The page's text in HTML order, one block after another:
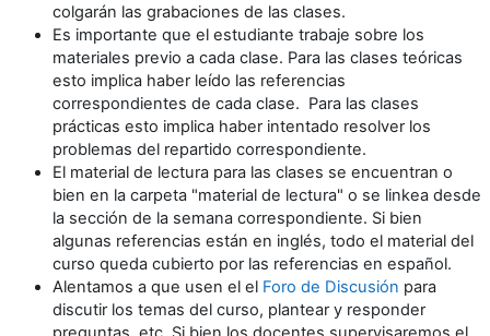
colgarán las grabaciones de las clases.
Es importante que el estudiante trabaje sobre los
materiales previo a cada clase. Para las clases teóricas
esto implica haber leído las referencias
correspondientes de cada clase. Para las clases
prácticas esto implica haber intentado resolver los
problemas del repartido correspondiente.
El material de lectura para las clases se encuentran o
bien en la carpeta "material de lectura" o se linkea desde
la sección de la semana correspondiente. Si bien
algunas referencias están en inglés, todo el material del
curso queda cubierto por las referencias en español.
Alentamos a que usen el el Foro de Discusión para
discutir los temas del curso, plantear y responder